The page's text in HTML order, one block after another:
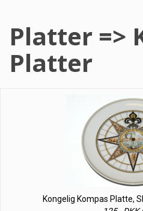
Platter =>
Platter
Kongelig Kompas Platte,